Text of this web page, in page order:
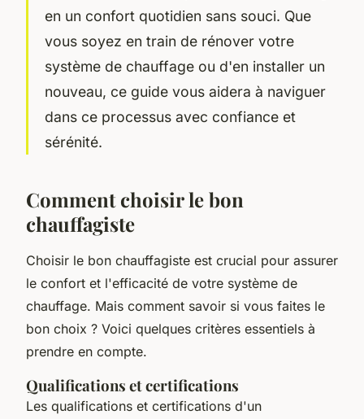
en un confort quotidien sans souci. Que
vous soyez en train de rénover votre
système de chauffage ou d'en installer un
nouveau, ce guide vous aidera à naviguer
dans ce processus avec confiance et
sérénité.
Comment choisir le bon
chauffagiste
Choisir le bon chauffagiste est crucial pour assurer
le confort et l'efficacité de votre système de
chauffage. Mais comment savoir si vous faites le
bon choix ? Voici quelques critères essentiels à
prendre en compte.
Qualifications et certifications
Les qualifications et certifications d'un